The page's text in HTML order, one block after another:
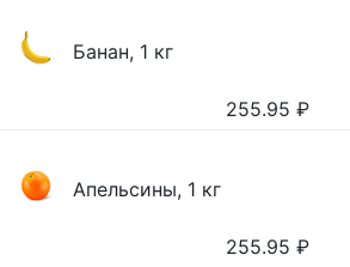
Банан, 1 кг
255.95 ₽
Апельсины, 1 кг
255.95 ₽